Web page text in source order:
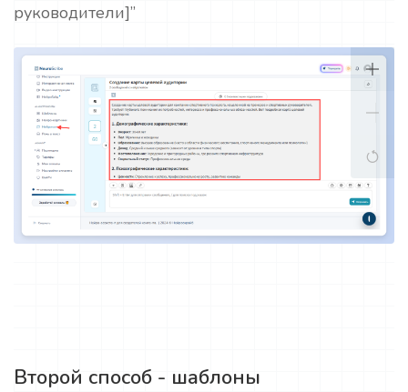
руководители]”
Второй способ - шаблоны